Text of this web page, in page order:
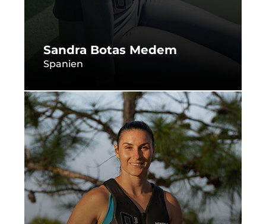
Sandra Botas Medem
Spanien